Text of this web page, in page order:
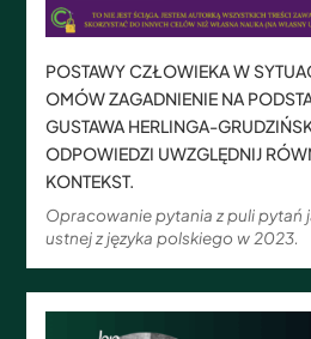
POSTAWY CZŁOWIEKA W
OMÓW ZAGADNIENIE NA
GUSTAWA HERLINGA-
ODPOWIEDZI UWZGLĘDNIJ
KONTEKST.
Opracowanie pytania z puli pytań
ustnej z języka polskiego w 2023.